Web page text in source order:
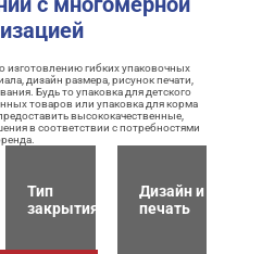
изготовлению гибких упаковочных
дизайн размера, рисунок печати,
Будь то упаковка для детского
товаров или упаковка для корма
высококачественные,
в соответствии с потребностями
Тип
закрытия
Дизайн и
печать